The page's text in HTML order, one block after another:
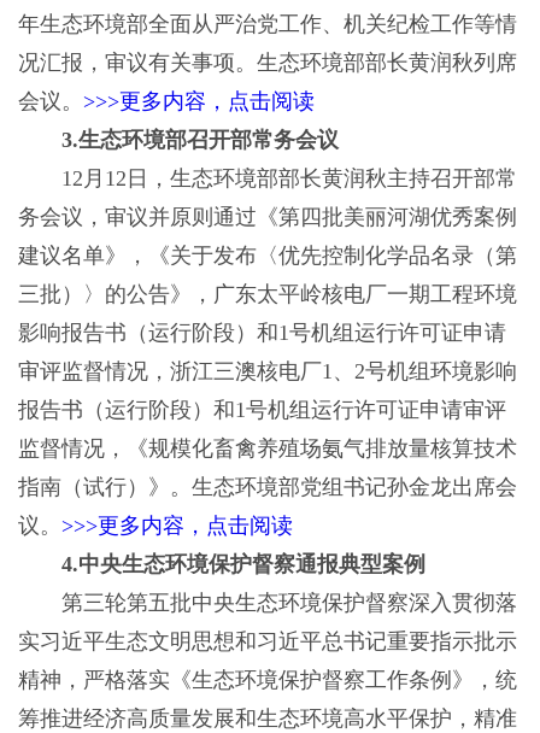
年生态环境部全面从严治党工作、机关纪检工作等情
况汇报，审议有关事项。生态环境部部长黄润秋列席
会议。 >>>更多内容，点击阅读
3.生态环境部召开部常务会议
12月12日，生态环境部部长黄润秋主持召开部常
务会议，审议并原则通过《第四批美丽河湖优秀案例
建议名单》，《关于发布〈优先控制化学品名录（第
三批）〉的公告》，广东太平岭核电厂一期工程环境
影响报告书（运行阶段）和1号机组运行许可证申请
审评监督情况，浙江三澳核电厂1、2号机组环境影响
报告书（运行阶段）和1号机组运行许可证申请审评
监督情况，《规模化畜禽养殖场氨气排放量核算技术
指南（试行）》。生态环境部党组书记孙金龙出席会
议。 >>>更多内容，点击阅读
4.中央生态环境保护督察通报典型案例
第三轮第五批中央生态环境保护督察深入贯彻落
实习近平生态文明思想和习近平总书记重要指示批示
精神，严格落实《生态环境保护督察工作条例》，统
筹推进经济高质量发展和生态环境高水平保护，精准